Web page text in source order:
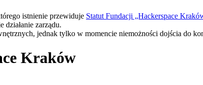
istnienie przewiduje Statut Fundacji „Hackerspace
działanie zarządu.
jednak tylko w momencie niemożności dojścia do
Kraków